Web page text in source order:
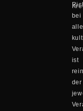
bei
ist
der